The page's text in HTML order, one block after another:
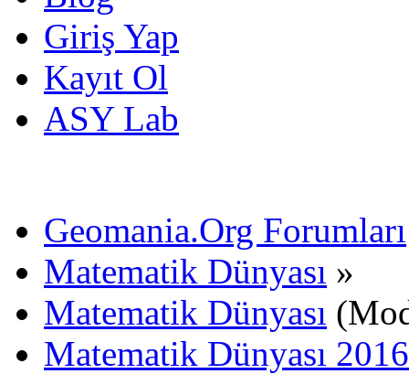
Giriş Yap
Kayıt Ol
ASY Lab
Geomania.Org Forumları
Matematik Dünyası »
Matematik Dünyası
Matematik Dünyası